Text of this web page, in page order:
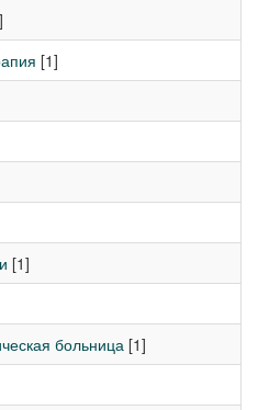
[1]
[1]
больница [1]